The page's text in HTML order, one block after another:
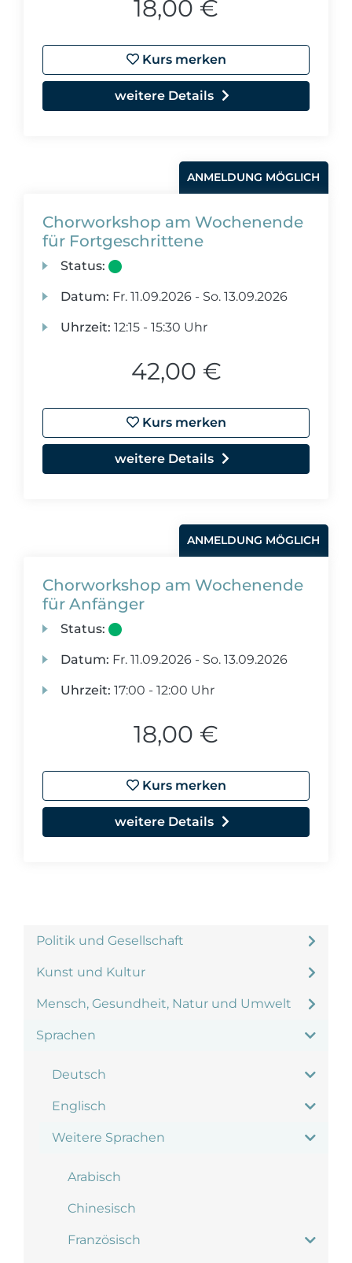
Politik und Gesellschaft
Kunst und Kultur
Mensch, Gesundheit, Natur und Umwelt
Sprachen
Deutsch
Englisch
Weitere Sprachen
Arabisch
Chinesisch
Französisch
18,00 €
Kurs merken
weitere Details
ANMELDUNG MÖGLICH
Chorworkshop am Wochenende
für Fortgeschrittene
Status:
Datum: Fr. 11.09.2026 - So. 13.09.2026
Uhrzeit: 12:15 - 15:30 Uhr
42,00 €
Kurs merken
weitere Details
ANMELDUNG MÖGLICH
Chorworkshop am Wochenende
für Anfänger
Status:
Datum: Fr. 11.09.2026 - So. 13.09.2026
Uhrzeit: 17:00 - 12:00 Uhr
18,00 €
Kurs merken
weitere Details